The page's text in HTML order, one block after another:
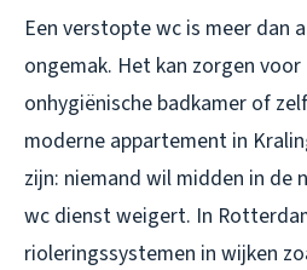
Een verstopte wc is meer dan
ongemak. Het kan zorgen
onhygiënische badkamer of
moderne appartement in
zijn: niemand wil midden in de
wc dienst weigert. In
rioleringssystemen in wijken